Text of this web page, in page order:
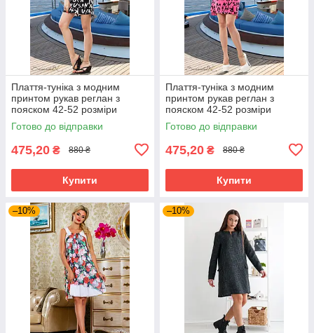
Плаття-туніка з модним
принтом рукав реглан з
пояском 42-52 розміри
Готово до відправки
475,20 ₴ 880 ₴
Купити
Плаття-туніка з модним
принтом рукав реглан з
пояском 42-52 розміри
Готово до відправки
475,20 ₴ 880 ₴
Купити
–10% –10%